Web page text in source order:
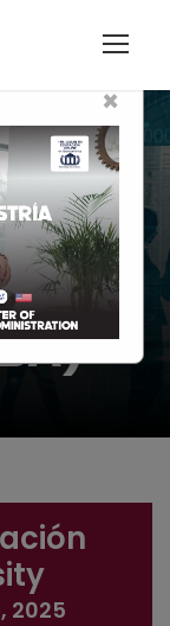
de
2025
×